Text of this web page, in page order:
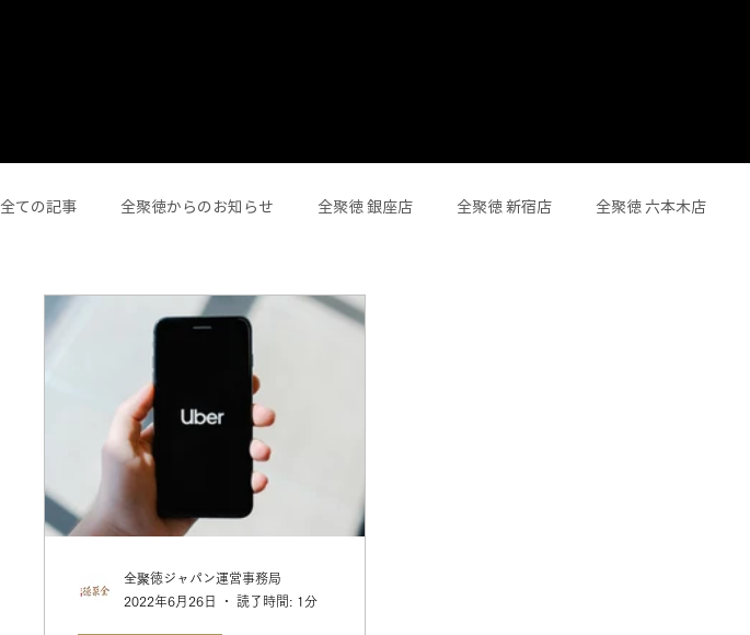
全ての記事 全聚徳からのお知らせ 全聚徳 銀座店 全聚徳 新宿店 全聚徳 六本木店
全聚徳ジャパン運営事務局
2022年6月26日
読了時間: 1分